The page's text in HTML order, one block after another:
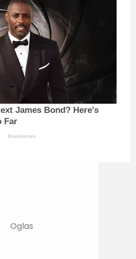
James Bond? Here's
Far
Brainberries